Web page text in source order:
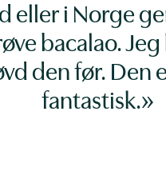
eller i Norge
bacalao.
den før. Den
fantastisk.»